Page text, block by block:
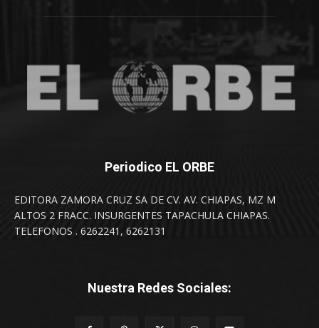
Periodico EL ORBE
EDITORA ZAMORA CRUZ SA DE CV. AV. CHIAPAS, MZ M
ALTOS 2 FRACC. INSURGENTES TAPACHULA CHIAPAS.
TELEFONOS . 6262241, 6262131
Nuestra Redes Sociales: